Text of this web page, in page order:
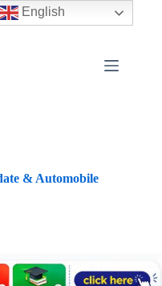
& Automobile
English